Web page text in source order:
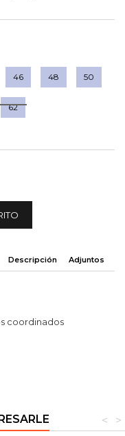
46 48 50
62
Descripción Adjuntos
coordinados
>
<